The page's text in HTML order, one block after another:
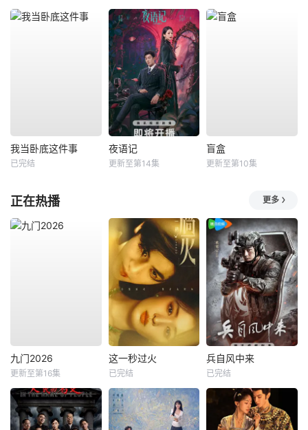
我当卧底这件事
已完结
夜语记
更新至第14集
盲盒
更新至第10集
正在热播 更多
九门2026
更新至第16集
这一秒过火
已完结
兵自风中来
已完结